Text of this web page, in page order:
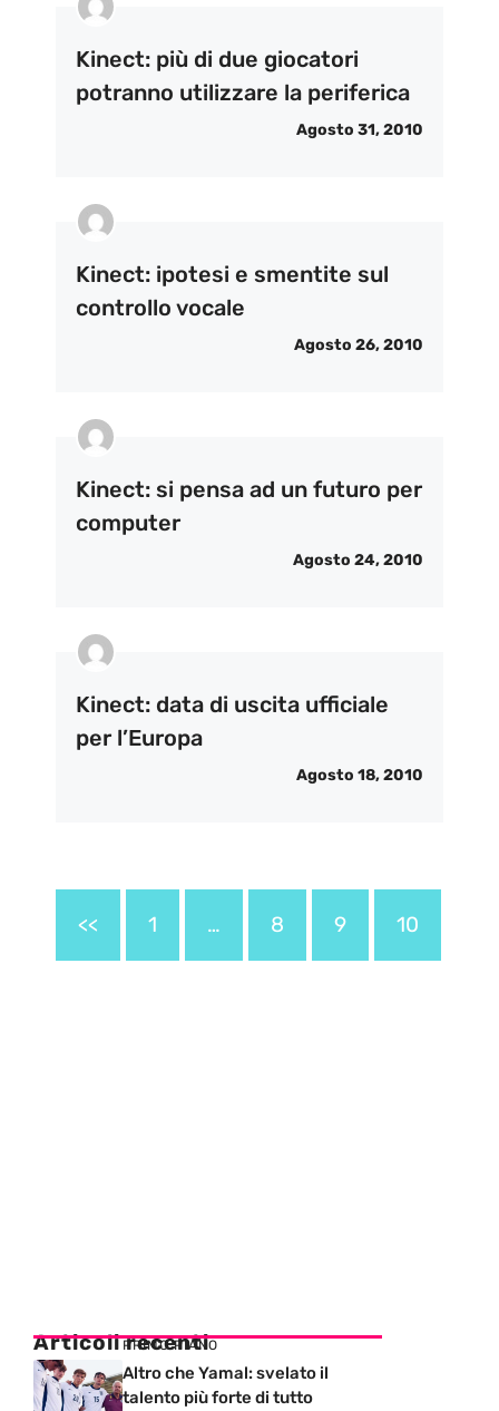
Kinect: più di due giocatori
potranno utilizzare la periferica
Agosto 31, 2010
Kinect: ipotesi e smentite sul
controllo vocale
Agosto 26, 2010
Kinect: si pensa ad un futuro per
computer
Agosto 24, 2010
Kinect: data di uscita ufficiale
per l’Europa
Agosto 18, 2010
<< 1 … 8 9 10
Articoli recenti
PRIMO PIANO
Altro che Yamal: svelato il
talento più forte di tutto